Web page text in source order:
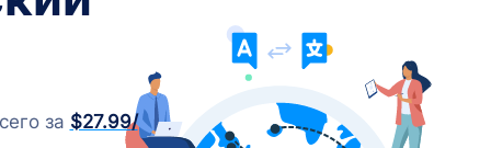
за $27.99/